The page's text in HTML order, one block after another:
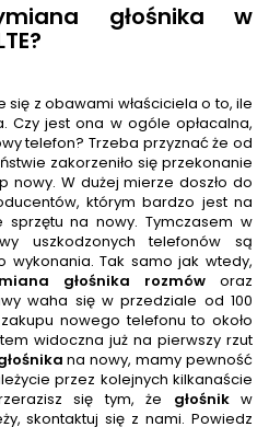
głośnika w
się z obawami właściciela o to, ile
Czy jest ona w ogóle opłacalna,
telefon? Trzeba przyznać że od
zakorzeniło się przekonanie
nowy. W dużej mierze doszło do
którym bardzo jest na
sprzętu na nowy. Tymczasem w
uszkodzonych telefonów są
wykonania. Tak samo jak wtedy,
głośnika rozmóworaz
waha się w przedziale od 100
nowego telefonu to około
widoczna już na pierwszy rzut
a na nowy, mamy pewność
przez kolejnych kilkanaście
się tym, że głośnikw
skontaktuj się z nami. Powiedz